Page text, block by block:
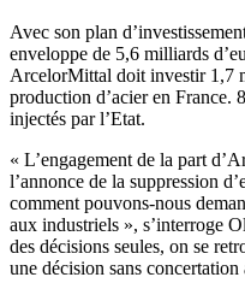
Avec son plan
enveloppe de 5,6 milliards
ArcelorMittal doit investir 1,7
production d’acier en France.
injectés par l’Etat.
« L’engagement de la part
l’annonce de la suppression
comment pouvons-nous
aux industriels », s’interroge
des décisions seules, on se
une décision sans